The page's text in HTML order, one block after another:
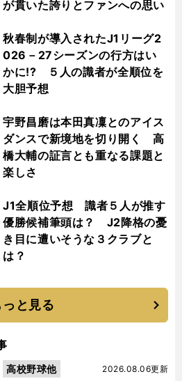
が貫いた誇りとファンへの思い
秋春制が導入されたJ1リーグ2
026－27シーズンの行方はい
かに!? ５人の識者が全順位を
大胆予想
宇野昌磨は本田真凜とのアイス
ダンスで新境地を切り開く 高
橋大輔の証言とも重なる課題と
楽しさ
J1全順位予想 識者５人が推す
優勝候補筆頭は？ J2降格の憂
き目に遭いそうな３クラブと
は？
っと見る
2026.08.06更新
高校野球他